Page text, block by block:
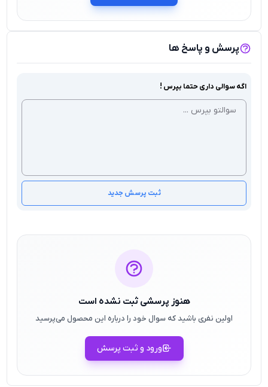
پرسش و پاسخ ها
اگه سوالی داری حتما بپرس !
ثبت پرسش جدید
هنوز پرسشی ثبت نشده است
اولین نفری باشید که سوال خود را درباره این محصول می‌پرسید
ورود و ثبت پرسش